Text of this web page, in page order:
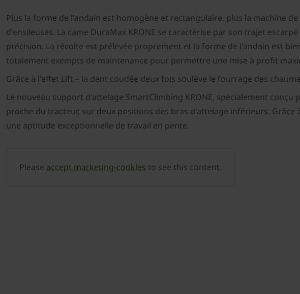
Plus la forme de l'andain est homogène et rectangulaire, plus la machine
d'ensileuses. La came DuraMax KRONE se caractérise par son trajet
précision. La récolte est prélevée proprement et la forme de l'andain est
totalement exempts de maintenance pour permettre une mise à profit
Grâce à l'effet Lift – la dent coudée deux fois soulève le fourrage des
Le nouveau support d'attelage SmartClimbing KRONE, spécialement
proche du tracteur, sur deux positions des bras d'attelage inférieurs.
une aptitude exceptionnelle de travail en pente.
Please accept marketing-cookies to see this content.